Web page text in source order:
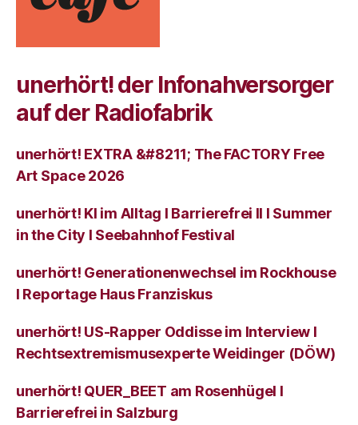
unerhört! der Infonahversorger
auf der Radiofabrik
unerhört! EXTRA &#8211; The FACTORY Free
Art Space 2026
unerhört! KI im Alltag I Barrierefrei II I Summer
in the City I Seebahnhof Festival
unerhört! Generationenwechsel im Rockhouse
I Reportage Haus Franziskus
unerhört! US-Rapper Oddisse im Interview I
Rechtsextremismusexperte Weidinger (DÖW)
unerhört! QUER_BEET am Rosenhügel I
Barrierefrei in Salzburg